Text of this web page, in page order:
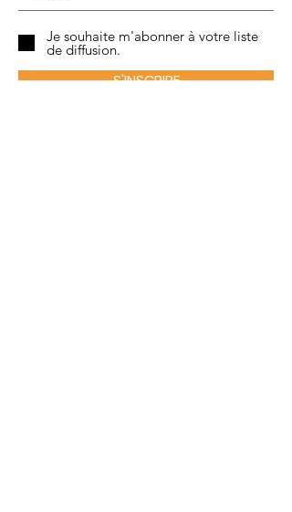
Je souhaite m'abonner à votre liste
de diffusion.
S'INSCRIRE